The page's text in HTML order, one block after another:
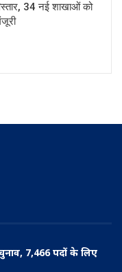
34 नई शाखाओं को
7,466 पदों के लिए